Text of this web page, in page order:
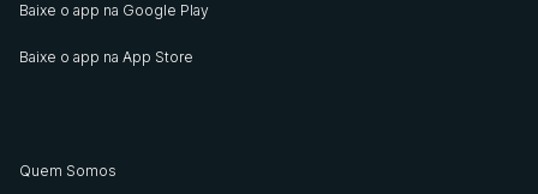
Baixe o app na Google Play
Baixe o app na App Store
Quem Somos